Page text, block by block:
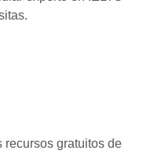
recursos gratuitos de